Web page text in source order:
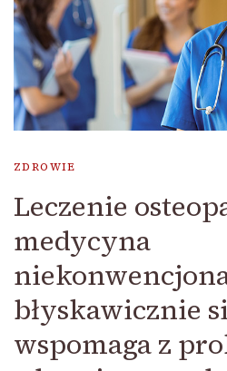
ZDROWIE
Leczenie
medycyna
błyskawicznie
wspomaga z